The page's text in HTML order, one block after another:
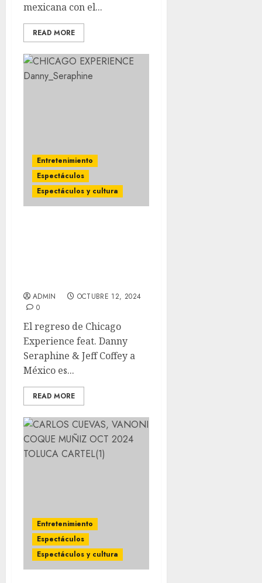
mexicana con el...
READ MORE
Entretenimiento
Espectáculos
Espectáculos y cultura
ADMIN
OCTUBRE 12, 2024
0
El regreso de Chicago
Experience feat. Danny
Seraphine & Jeff Coffey a
México es...
READ MORE
Entretenimiento
Espectáculos
Espectáculos y cultura